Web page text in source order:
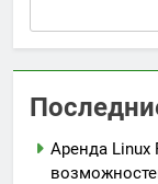
Аренда Linux